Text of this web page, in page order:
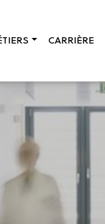
CARRIÈRE